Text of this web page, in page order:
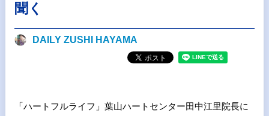
聞く
DAILY ZUSHI HAYAMA
「ハートフルライフ」葉山ハートセンター田中江里院長に